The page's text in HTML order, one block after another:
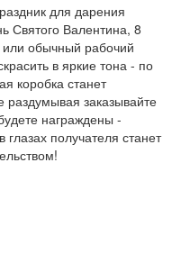
для дарения
Святого Валентина, 8
обычный рабочий
в яркие тона - по
коробка станет
заказывайте
награждены -
получателя станет